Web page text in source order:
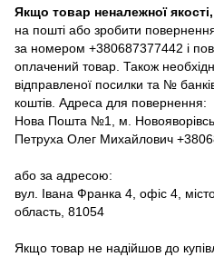
Якщо товар неналежної якості,
на пошті або зробити
за номером +380687377442 і
оплачений товар. Також
відправленої посилки та №
коштів. Адреса для повернення:
Нова Пошта №1, м.
Петруха Олег Михайлович
або за адресою:
вул. Івана Франка 4, офіс 4,
область, 81054
Якщо товар не надійшов до